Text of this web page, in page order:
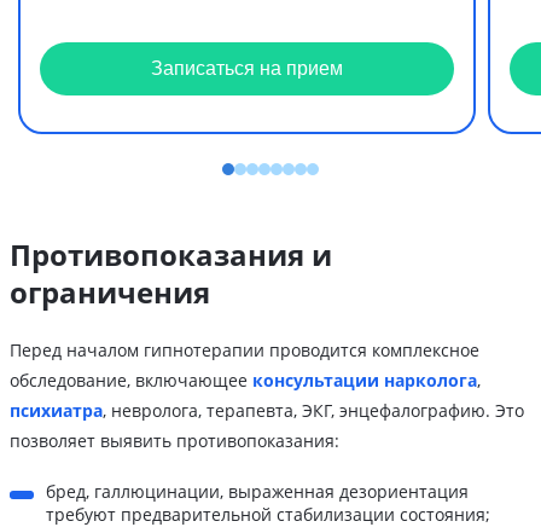
Записаться на прием
Противопоказания и
ограничения
Перед началом гипнотерапии проводится комплексное
обследование, включающее консультации нарколога,
психиатра, невролога, терапевта, ЭКГ, энцефалографию. Это
позволяет выявить противопоказания:
бред, галлюцинации, выраженная дезориентация
требуют предварительной стабилизации состояния;